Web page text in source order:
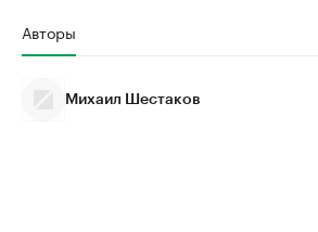
Авторы
Михаил Шестаков